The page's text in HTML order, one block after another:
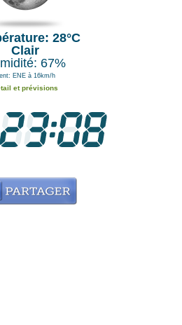
28°C
Clair
67%
ENE à 16km/h
et prévisions